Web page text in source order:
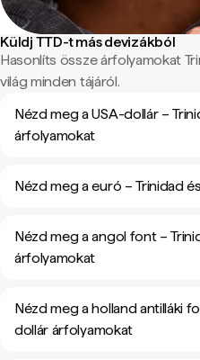
Küldj TTD-t más devizákból
Hasonlíts össze árfolyamokat
világ minden tájáról.
Nézd meg a USA-dollár –
árfolyamokat
Nézd meg a euró – Trinidad
Nézd meg a angol font –
árfolyamokat
Nézd meg a holland antilláki
dollár árfolyamokat